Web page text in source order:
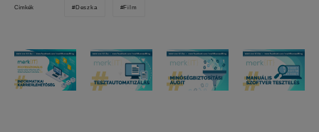
Címkék Deszka Film